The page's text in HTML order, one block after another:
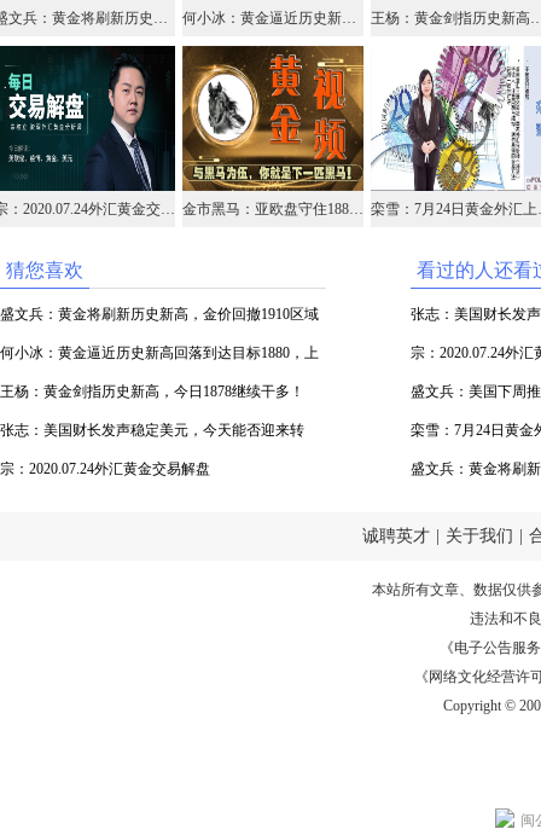
盛文兵：黄金将刷新历史新高，金价回撤1910区域多 何小冰：黄金逼近历史新高回落到达目标1880，上升趋势线生命线定区间 王杨：黄金剑指历史新高
宗：2020.07.24外汇黄金交易解盘 金市黑马：亚欧盘守住1880，美盘做多看涨1920 栾雪
猜您喜欢
盛文兵：黄金将刷新历史新高，金价回撤1910区域
多
何小冰：黄金逼近历史新高回落到达目标1880，上
升趋势线生命线定区间
王杨：黄金剑指历史新高，今日1878继续干多！
张志：美国财长发声稳定美元，今天能否迎来转
机？
宗：2020.07.24外汇黄金交易解盘
看过的人还看
张志：美国财长发
机？
宗：2020.07.24外汇
盛文兵：美国下周
区域多
栾雪：7月24日黄金
盛文兵：黄金将刷
诚聘英才 关于我们
本站所有文章、数据仅供
违法和不
《电子公告服务
《网络文化经营许
Copyright ©
闽